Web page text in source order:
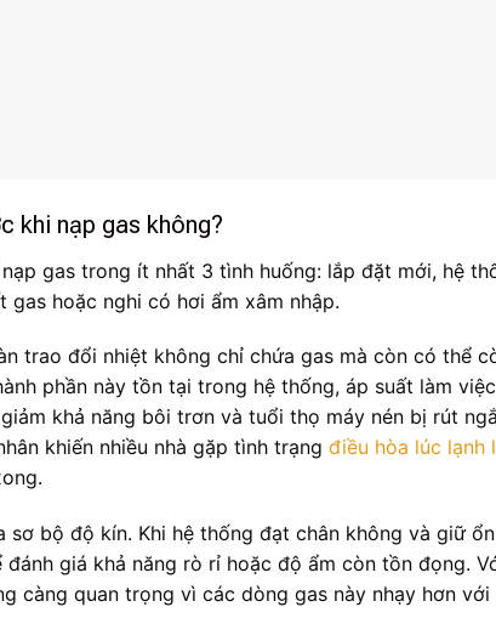
khi nạp gas không?
gas trong ít nhất 3 tình huống: lắp đặt mới, hệ
hoặc nghi có hơi ẩm xâm nhập.
trao đổi nhiệt không chỉ chứa gas mà còn có thể
phần này tồn tại trong hệ thống, áp suất làm
khả năng bôi trơn và tuổi thọ máy nén bị rút
khiến nhiều nhà gặp tình trạng điều hòa lúc lạnh
bộ độ kín. Khi hệ thống đạt chân không và giữ
giá khả năng rò rỉ hoặc độ ẩm còn tồn đọng.
càng quan trọng vì các dòng gas này nhạy hơn với